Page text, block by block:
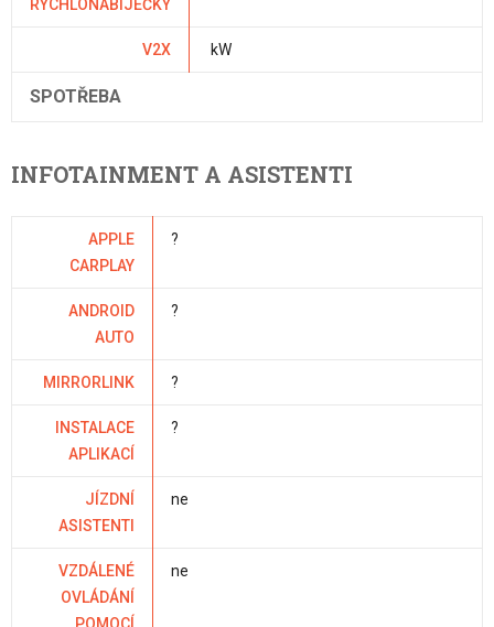
RYCHLONABÍJEČKY
V2X kW
SPOTŘEBA
INFOTAINMENT A ASISTENTI
APPLE
CARPLAY
?
ANDROID
AUTO
?
MIRRORLINK ?
INSTALACE
APLIKACÍ
?
JÍZDNÍ
ASISTENTI
ne
VZDÁLENÉ
OVLÁDÁNÍ
ne